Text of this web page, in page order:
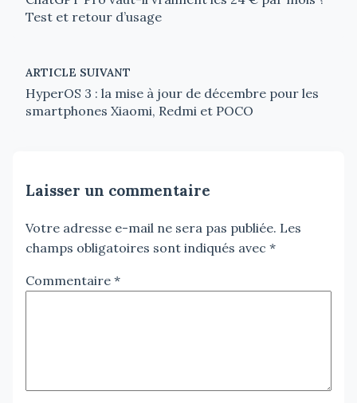
Test et retour d’usage
ARTICLE SUIVANT
HyperOS 3 : la mise à jour de décembre pour les
smartphones Xiaomi, Redmi et POCO
Laisser un commentaire
Votre adresse e-mail ne sera pas publiée. Les
champs obligatoires sont indiqués avec *
Commentaire *